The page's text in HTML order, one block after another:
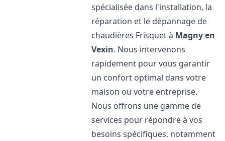
spécialisée dans l'installation, la
réparation et le dépannage de
chaudières Frisquet à Magny en
Vexin. Nous intervenons
rapidement pour vous garantir
un confort optimal dans votre
maison ou votre entreprise.
Nous offrons une gamme de
services pour répondre à vos
besoins spécifiques, notamment